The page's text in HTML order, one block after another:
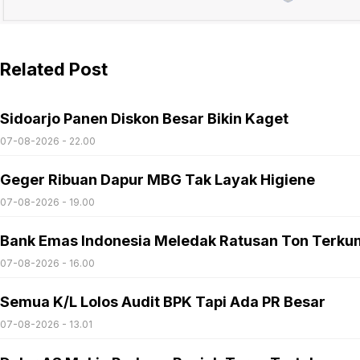
Related Post
Sidoarjo Panen Diskon Besar Bikin Kaget
07-08-2026 - 22.00
Geger Ribuan Dapur MBG Tak Layak Higiene
07-08-2026 - 19.00
Bank Emas Indonesia Meledak Ratusan Ton
07-08-2026 - 16.00
Semua K/L Lolos Audit BPK Tapi Ada PR Besar
07-08-2026 - 13.01